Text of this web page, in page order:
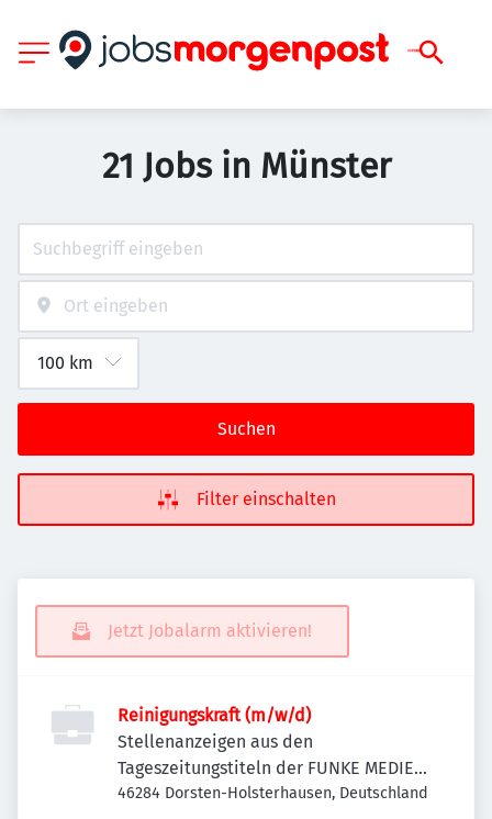
21 Jobs in Münster
Suchen
Filter einschalten
Jetzt Jobalarm aktivieren!
Reinigungskraft (m/w/d)
Stellenanzeigen aus den
Tageszeitungstiteln der FUNKE MEDIEN
NRW
46284 Dorsten-Holsterhausen, Deutschland